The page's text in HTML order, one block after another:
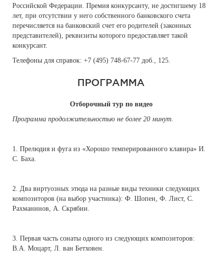
Российской Федерации. Премия конкурсанту, не достигшему 18
лет, при отсутствии у него собственного банковского счета
перечисляется на банковский счет его родителей (законных
представителей), реквизиты которого предоставляет такой
конкурсант.
Телефоны для справок: +7 (495) 748-67-77 доб., 125.
ПРОГРАММА
Отборочный тур по видео
Программа продолжительностью не более 20 минут.
1. Прелюдия и фуга из «Хорошо темперированного клавира» И.
С. Баха.
2. Два виртуозных этюда на разные виды техники следующих
композиторов (на выбор участника): Ф. Шопен, Ф. Лист, С.
Рахманинов, А. Скрябин.
3. Первая часть сонаты одного из следующих композиторов:
В.А. Моцарт, Л. ван Бетховен.